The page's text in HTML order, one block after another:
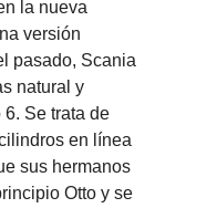
la nueva
versión
pasado, Scania
natural y
Se trata de
en línea
sus hermanos
Otto y se